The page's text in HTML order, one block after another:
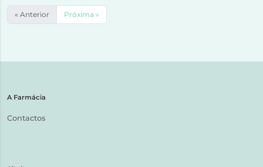
« Anterior Próxima »
A Farmácia
Contactos